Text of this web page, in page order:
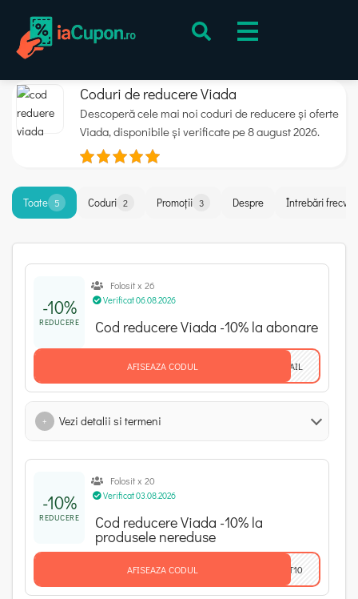
Coduri de reducere Viada
Descoperă cele mai noi coduri de reducere și oferte
Viada, disponibile și verificate pe 8 august 2026.
Toate 5 Coduri 2 Promoții 3 Despre Întrebări
-10%
REDUCERE
Verificat 06.08.2026
Folosit x 26
Cod reducere Viada -10% la abonare
AFISEAZA CODUL MAIL
+ Vezi detalii si termeni
-10%
REDUCERE
Verificat 03.08.2026
Folosit x 20
Cod reducere Viada -10% la
produsele nereduse
AFISEAZA CODUL AT10